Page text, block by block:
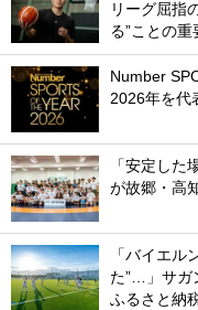
リーグ屈指
る”ことの重
Number
2026年を代
「安定した
が故郷・高
「バイエル
た”…」サガ
ふるさと納税